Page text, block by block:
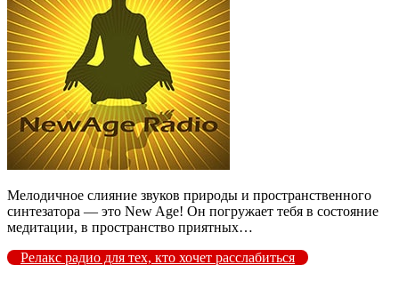
Мелодичное слияние звуков природы и пространственного
синтезатора — это New Age! Он погружает тебя в состояние
медитации, в пространство приятных…
Релакс радио для тех, кто хочет расслабиться